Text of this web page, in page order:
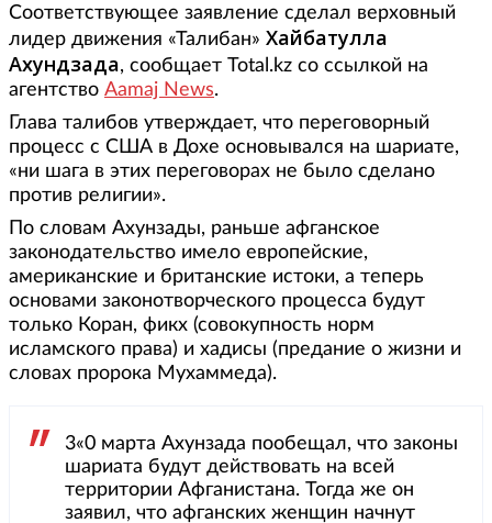
Соответствующее заявление сделал верховный
лидер движения «Талибан» Хайбатулла
Ахундзада, сообщает Total.kz со ссылкой на
агентство Aamaj News.
Глава талибов утверждает, что переговорный
процесс с США в Дохе основывался на шариате,
«ни шага в этих переговорах не было сделано
против религии».
По словам Ахунзады, раньше афганское
законодательство имело европейские,
американские и британские истоки, а теперь
основами законотворческого процесса будут
только Коран, фикх (совокупность норм
исламского права) и хадисы (предание о жизни и
словах пророка Мухаммеда).
3«0 марта Ахунзада пообещал, что законы
шариата будут действовать на всей
территории Афганистана. Тогда же он
заявил, что афганских женщин начнут